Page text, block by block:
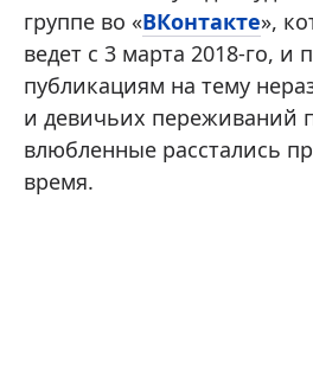
группе во «ВКонтакте»,
ведет с 3 марта 2018-го, и
публикациям на тему
и девичьих переживаний
влюбленные расстались
время.